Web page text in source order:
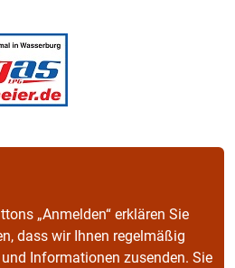
„Anmelden“ erklären Sie
dass wir Ihnen regelmäßig
Informationen zusenden. Sie